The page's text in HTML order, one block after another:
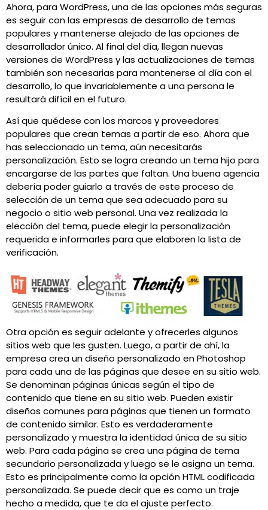
Ahora, para WordPress, una de las opciones más seguras
es seguir con las empresas de desarrollo de temas
populares y mantenerse alejado de las opciones de
desarrollador único. Al final del día, llegan nuevas
versiones de WordPress y las actualizaciones de temas
también son necesarias para mantenerse al día con el
desarrollo, lo que invariablemente a una persona le
resultará difícil en el futuro.
Así que quédese con los marcos y proveedores
populares que crean temas a partir de eso. Ahora que
has seleccionado un tema, aún necesitarás
personalización. Esto se logra creando un tema hijo para
encargarse de las partes que faltan. Una buena agencia
debería poder guiarlo a través de este proceso de
selección de un tema que sea adecuado para su
negocio o sitio web personal. Una vez realizada la
elección del tema, puede elegir la personalización
requerida e informarles para que elaboren la lista de
verificación.
Otra opción es seguir adelante y ofrecerles algunos
sitios web que les gusten. Luego, a partir de ahí, la
empresa crea un diseño personalizado en Photoshop
para cada una de las páginas que desee en su sitio web.
Se denominan páginas únicas según el tipo de
contenido que tiene en su sitio web. Pueden existir
diseños comunes para páginas que tienen un formato
de contenido similar. Esto es verdaderamente
personalizado y muestra la identidad única de su sitio
web. Para cada página se crea una página de tema
secundario personalizada y luego se le asigna un tema.
Esto es principalmente como la opción HTML codificada
personalizada. Se puede decir que es como un traje
hecho a medida, que te da el ajuste perfecto.